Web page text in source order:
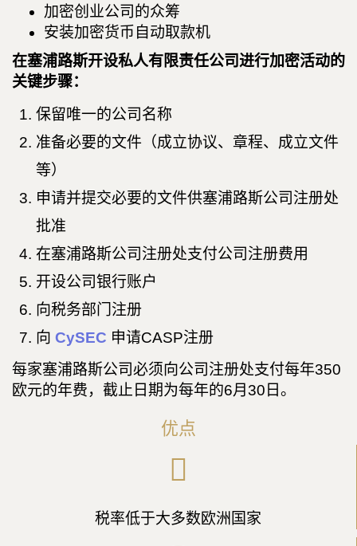
加密创业公司的众筹
安装加密货币自动取款机
在塞浦路斯开设私人有限责任公司进行加密活动的
关键步骤：
保留唯一的公司名称
准备必要的文件（成立协议、章程、成立文件
等）
申请并提交必要的文件供塞浦路斯公司注册处
批准
在塞浦路斯公司注册处支付公司注册费用
开设公司银行账户
向税务部门注册
向 CySEC 申请CASP注册
每家塞浦路斯公司必须向公司注册处支付每年350
欧元的年费，截止日期为每年的6月30日。
优点
税率低于大多数欧洲国家